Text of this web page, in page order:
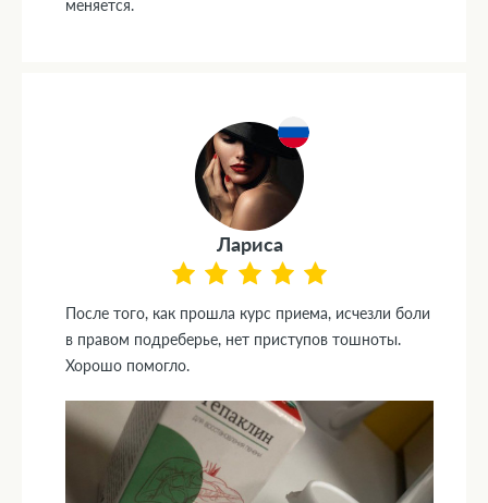
меняется.
Лариса
После того, как прошла курс приема, исчезли боли
в правом подреберье, нет приступов тошноты.
Хорошо помогло.